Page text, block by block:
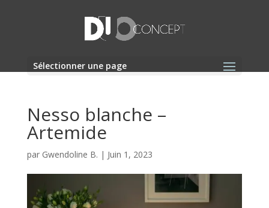
Sélectionner une page
Nesso blanche –
Artemide
par Gwendoline B. | Juin 1, 2023